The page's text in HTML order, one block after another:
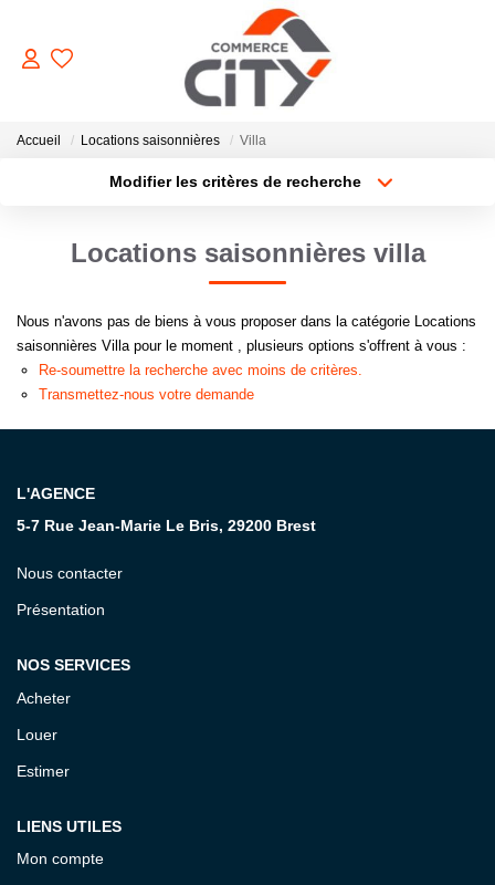
ACHETER
LOUER
ESTIMER
Accueil Locations saisonnières Villa
Modifier les critères de recherche
Type de bien
Budget max Plus de critères
Locations saisonnières villa
Nous n'avons pas de biens à vous proposer dans la catégorie Locations
saisonnières Villa pour le moment , plusieurs options s'offrent à vous :
Re-soumettre la recherche avec moins de critères.
Transmettez-nous votre demande
L'AGENCE
5-7 Rue Jean-Marie Le Bris, 29200 Brest
Nous contacter
Présentation
NOS SERVICES
Acheter
Louer
Estimer
LIENS UTILES
Mon compte